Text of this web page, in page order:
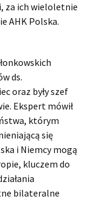
za ich wieloletnie
AHK Polska.
ds.
oraz były szef
Ekspert mówił
którym
się
i Niemcy mogą
kluczem do
bilateralne